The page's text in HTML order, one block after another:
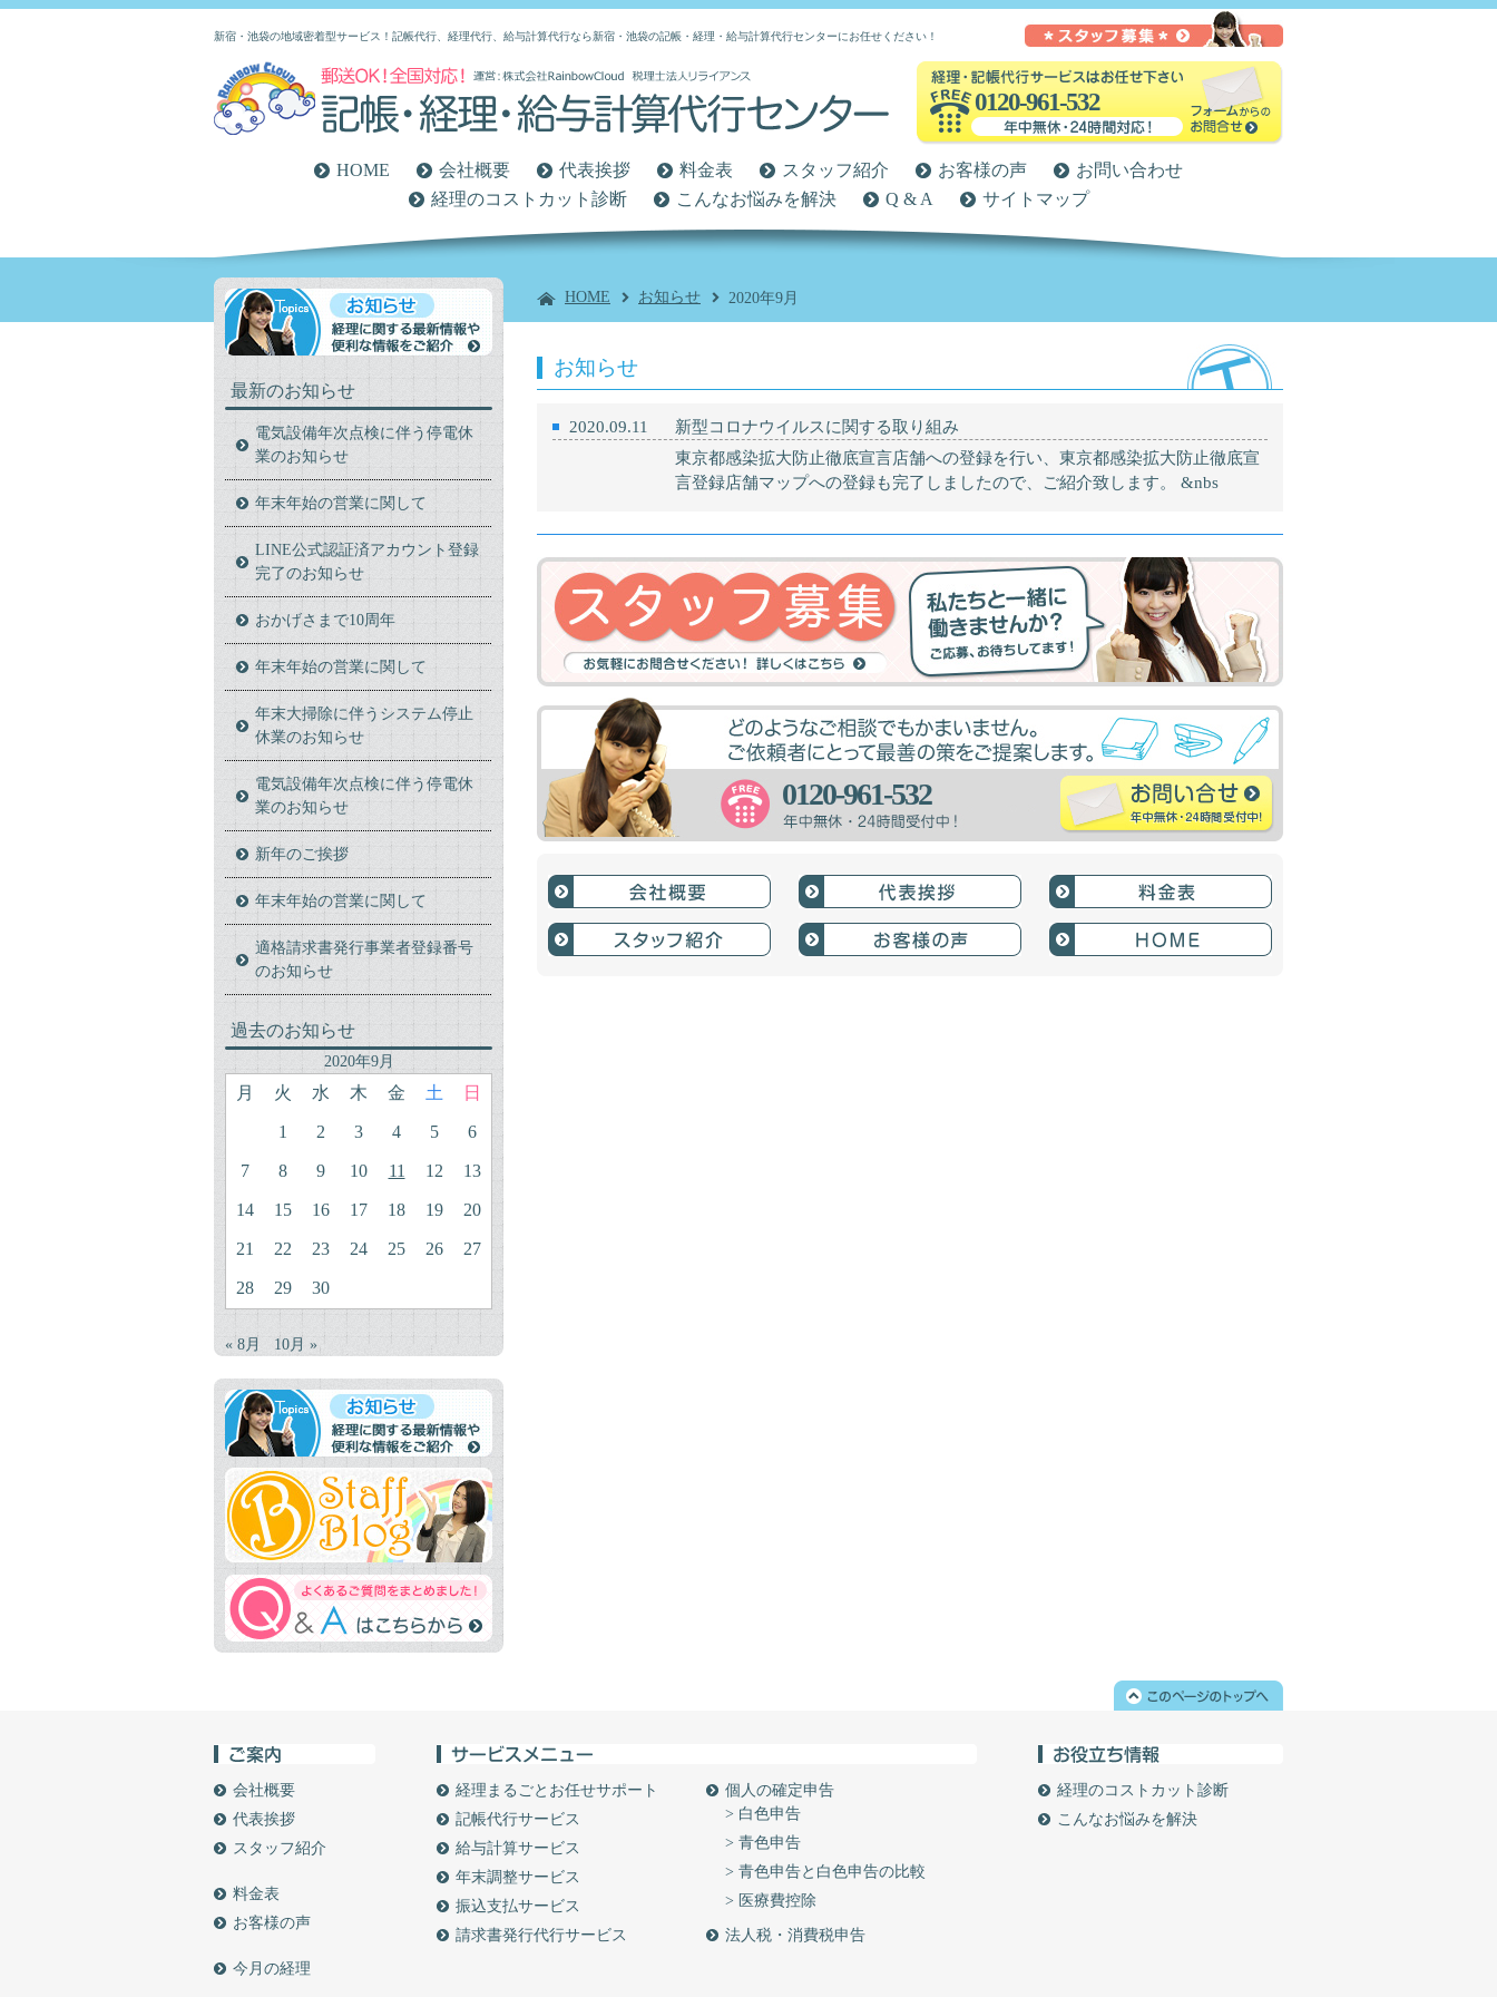
新宿・池袋の地域密着型サービス！記帳代行、経理代行、給与計算代行なら新宿・池袋の記帳・経理・給与計算代行センターにお任せください！
0120-961-532
HOME 会社概要 代表挨拶 料金表 スタッフ紹介 お客様の声
お問い合わせ
経理のコストカット診断
こんなお悩みを解決 Q & A サイトマップ
HOME お知らせ 2020年9月
お知らせ
2020.09.11
新型コロナウイルスに関する取り組み
東京都感染拡大防止徹底宣言店舗への登録を行い、東京都感染拡大防止徹底宣
言登録店舗マップへの登録も完了しましたので、ご紹介致します。 &nbs
0120-961-532
最新のお知らせ
電気設備年次点検に伴う停電休
業のお知らせ
年末年始の営業に関して
LINE公式認証済アカウント登録
完了のお知らせ
おかげさまで10周年
年末年始の営業に関して
年末大掃除に伴うシステム停止
休業のお知らせ
電気設備年次点検に伴う停電休
業のお知らせ
新年のご挨拶
年末年始の営業に関して
適格請求書発行事業者登録番号
のお知らせ
過去のお知らせ
2020年9月
月 火 水 木 金 土 日
1 2 3 4 5 6
7 8 9 10 11 12 13
14 15 16 17 18 19 20
21 22 23 24 25 26 27
28 29 30
« 8月 10月 »
会社概要
代表挨拶
スタッフ紹介
料金表
お客様の声
今月の経理
経理まるごとお任せサポート
記帳代行サービス
給与計算サービス
年末調整サービス
振込支払サービス
請求書発行代行サービス
個人の確定申告
> 白色申告
> 青色申告
> 青色申告と白色申告の比較
> 医療費控除
法人税・消費税申告
経理のコストカット診断
こんなお悩みを解決